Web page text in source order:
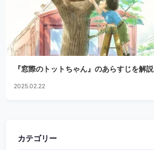
『窓際のトットちゃん』のあらすじを解説
2025.02.22
カテゴリー